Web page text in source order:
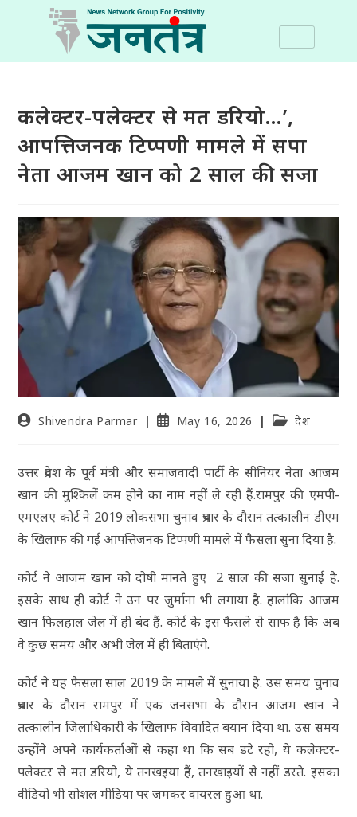
कलेक्टर-पलेक्टर से मत डरियो…’,
आपत्तिजनक टिप्पणी मामले में सपा
नेता आजम खान को 2 साल की सजा
Shivendra Parmar May 16, 2026 देश
उत्तर प्रदेश के पूर्व मंत्री और समाजवादी पार्टी के सीन‍ियर नेता आजम
खान की मुश्किलें कम होने का नाम नहीं ले रही हैं.रामपुर की एमपी-
एमएलए कोर्ट ने 2019 लोकसभा चुनाव प्रचार के दौरान तत्कालीन डीएम
के खिलाफ की गई आपत्तिजनक टिप्पणी मामले में फैसला सुना दिया है.
कोर्ट ने आजम खान को दोषी मानते हुए 2 साल की सजा सुनाई है.
इसके साथ ही कोर्ट ने उन पर जुर्माना भी लगाया है. हालांकि आजम
खान फिलहाल जेल में ही बंद हैं. कोर्ट के इस फैसले से साफ है कि अब
वे कुछ समय और अभी जेल में ही ब‍िताएंगे.
कोर्ट ने यह फैसला साल 2019 के मामले में सुनाया है. उस समय चुनाव
प्रचार के दौरान रामपुर में एक जनसभा के दौरान आजम खान ने
तत्कालीन जिलाधिकारी के खिलाफ विवादित बयान दिया था. उस समय
उन्‍होंने अपने कार्यकर्ताओं से कहा था कि सब डटे रहो, ये कलेक्टर-
पलेक्टर से मत डरियो, ये तनखइया हैं, तनखाइयों से नहीं डरते. इसका
वीडियो भी सोशल मीडिया पर जमकर वायरल हुआ था.